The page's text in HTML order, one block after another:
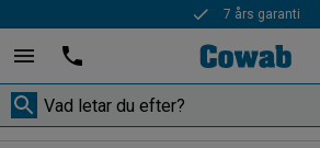
7 års garanti